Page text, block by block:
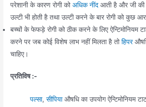
परेशानी के कारण रोगी कोअधिक नींद आती है और जी की
उल्टी भी होती है तथा उल्टी करने के बार रोगी को कुछ
बच्चों के फेफड़े रोगी को ठीक करने के लिए ऐन्टिमोनियम
करने पर जब कोई विशेष लाभ नहीं मिलता है तोहिपर
चाहिए।
प्रतिविष :-
पल्सा,सीपियाऔषधि का उपयोग ऐन्टिमोनियम